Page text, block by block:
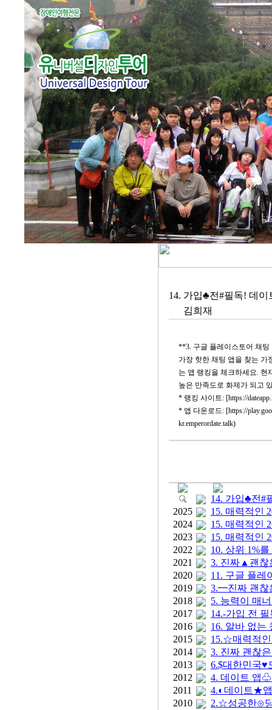
14. 가입♣전#필독! 데
김희재
**3. 구글 플레이스토어 채
가장 핫한 채팅 앱을 찾는 가
는 앱 랭킹을 체크하세요. 현
높은 만족도로 화제가 되고
* 랭킹 사이트: [https://
* 앱 다운로드: [https://
kr.emperordate.talk)
14. 가입♣전#
2025
15. 매력적인
2024
15. 매력적인
2023
15. 매력적인
2022
10. 상위 1%
2021
3. 진짜▲괜찮
2020
11. 구글 플레
2019
3.━진짜 괜찮
2018
5. 능력이 매
2017
14.-가입 전
2016
16. 알바 없
2015
15.☆매력적
2014
3. 진짜 괜찮
2013
6.$대한민국
2012
4. 데이트 앱
2011
4.◐데이트★
2010
2.☆성공한⊙